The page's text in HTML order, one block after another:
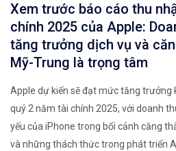
Xem trước báo cáo thu
chính 2025 của Apple:
tăng trưởng dịch vụ và
Mỹ-Trung là trọng tâm
Apple dự kiến ​​sẽ đạt mức tăng trưởng
quý 2 năm tài chính 2025, với doanh
yếu của iPhone trong bối cảnh căng
và những thách thức trong phát triển